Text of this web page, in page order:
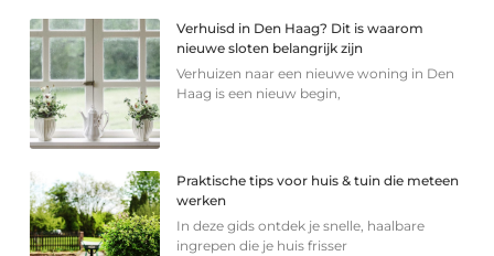
Verhuisd in Den Haag? Dit is waarom
nieuwe sloten belangrijk zijn
Verhuizen naar een nieuwe woning in Den
Haag is een nieuw begin,
Praktische tips voor huis & tuin die meteen
werken
In deze gids ontdek je snelle, haalbare
ingrepen die je huis frisser